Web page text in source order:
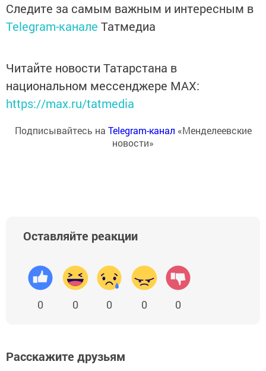
Следите за самым важным и интересным в
Telegram-канале Татмедиа
Читайте новости Татарстана в
национальном мессенджере MАХ:
https://max.ru/tatmedia
Подписывайтесь на Telegram-канал «Менделеевские
новости»
Оставляйте реакции
0 0 0 0 0
Расскажите друзьям